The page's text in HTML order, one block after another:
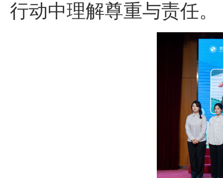
行动中理解尊重与责任。